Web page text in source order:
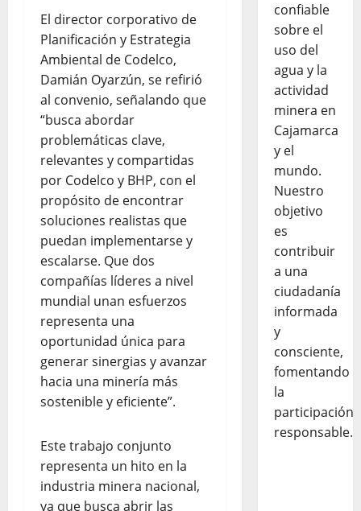
El director corporativo de
Planificación y Estrategia
Ambiental de Codelco,
Damián Oyarzún, se refirió
al convenio, señalando que
“busca abordar
problemáticas clave,
relevantes y compartidas
por Codelco y BHP, con el
propósito de encontrar
soluciones realistas que
puedan implementarse y
escalarse. Que dos
compañías líderes a nivel
mundial unan esfuerzos
representa una
oportunidad única para
generar sinergias y avanzar
hacia una minería más
sostenible y eficiente”.
Este trabajo conjunto
representa un hito en la
industria minera nacional,
ya que busca abrir las
confiable
sobre el
uso del
agua y la
actividad
minera en
Cajamarca
y el
mundo.
Nuestro
objetivo
es
contribuir
a una
ciudadanía
informada
y
consciente,
fomentando
la
participación
responsable.